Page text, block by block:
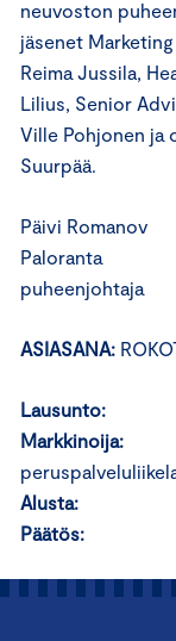
neuvoston
jäsenet
Reima Jussila,
Lilius, Senior
Ville Pohjonen ja
Suurpää.
Päivi
Paloranta
ASIASANA: